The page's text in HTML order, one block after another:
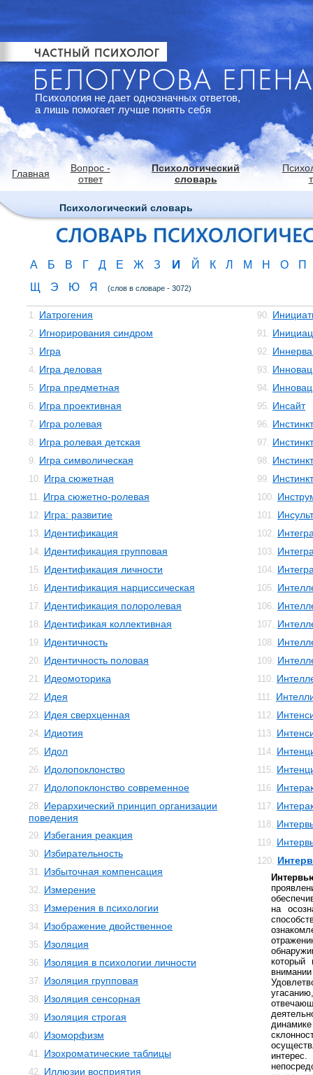
Психология не дает однозначных ответов,
а лишь помогает лучше понять себя
Главная
Вопрос -
ответ
Психологический
словарь
Психологический словарь
А Б В Г Д Е Ж З И Й К Л М Н О
П
Щ
Э Ю Я (слов в словаре - 3072)
1. Иатрогения
2. Игнорирования синдром
3. Игра
4. Игра деловая
5. Игра предметная
6. Игра проективная
7. Игра ролевая
8. Игра ролевая детская
9. Игра символическая
10. Игра сюжетная
11. Игра сюжетно-ролевая
12. Игра: развитие
13. Идентификация
14. Идентификация групповая
15. Идентификация личности
16. Идентификация нарциссическая
17. Идентификация полоролевая
18. Идентификая коллективная
19. Идентичность
20. Идентичность половая
21. Идеомоторика
22. Идея
23. Идея сверхценная
24. Идиотия
25. Идол
26. Идолопоклонство
27. Идолопоклонство современное
28. Иерархический принцип организации
поведения
29. Избегания реакция
30. Избирательность
31. Избыточная компенсация
32. Измерение
33. Измерения в психологии
34. Изображение двойственное
35. Изоляция
36. Изоляция в психологии личности
37. Изоляция групповая
38. Изоляция сенсорная
39. Изоляция строгая
40. Изоморфизм
41. Изохроматические таблицы
42. Иллюзии восприятия
90.
91.
92.
93.
94.
95. Инсайт
96. Инстинкт
97.
98.
99.
100.
101. Инсульт
102.
103.
104.
105.
106.
107.
108.
109.
110.
111.
112.
113.
114.
115.
116.
117.
118.
119.
120.
на
который